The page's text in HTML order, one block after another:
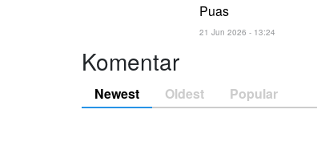
Puas
21 Jun 2026 - 13:24
Komentar
Newest Oldest Popular